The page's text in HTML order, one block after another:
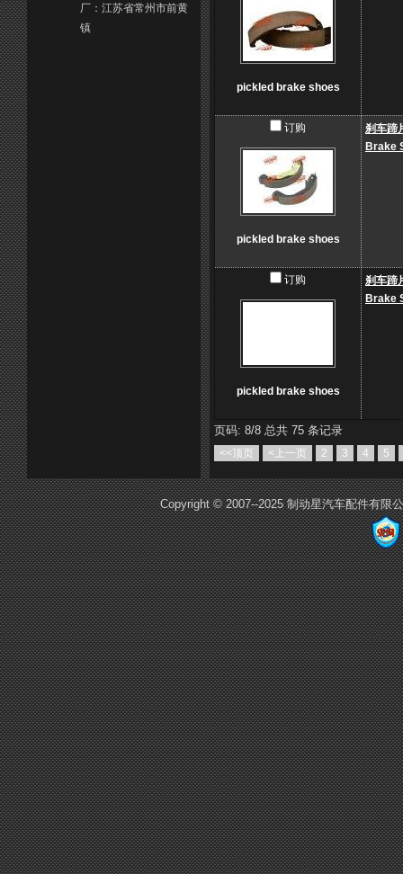
pickled brake shoes
订购
pickled brake shoes
刹车蹄
Brake
订购
pickled brake shoes
刹车蹄
Brake
页码: 8/8 总共 75 条记录
<<顶页 <上一页 2 3 4 5
厂：江苏省常州市前黄
镇
Copyright © 2007--2025 制动星汽车配件有限